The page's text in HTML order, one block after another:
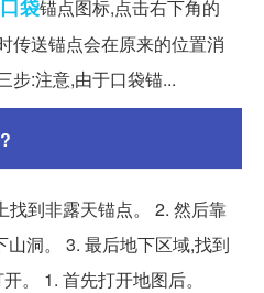
口袋锚点图标,点击右下角的
传送锚点会在原来的位置消
步:注意,由于口袋锚...
找到非露天锚点。 2. 然后靠
洞。 3. 最后地下区域,找到
。 1. 首先打开地图后。